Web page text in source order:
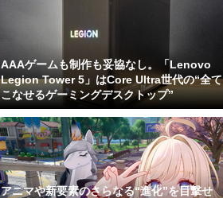
AAAゲームも制作も妥協なし。「Lenovo
Legion Tower 5」はCore Ultra世代の“全て
こなせるゲーミングデスクトップ”
アニマや新要素のさらなる“進化”を目撃せ